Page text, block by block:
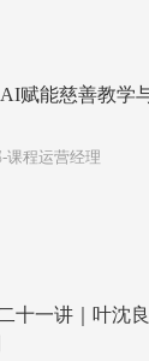
赋能慈善教学
课程运营经理
十一讲｜叶沈